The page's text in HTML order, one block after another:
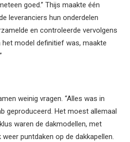
goed.” Thijs maakte één
leveranciers hun onderdelen
en controleerde vervolgens
het model definitief was, maakte
weinig vragen. “Alles was in
geproduceerd. Het moest allemaal
waren de dakmodellen, met
puntdaken op de dakkapellen.